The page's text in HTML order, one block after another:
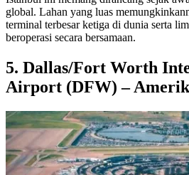
global. Lahan yang luas
terminal terbesar ketiga di dunia serta
beroperasi secara bersamaan.
5. Dallas/Fort Worth
Airport (DFW) –